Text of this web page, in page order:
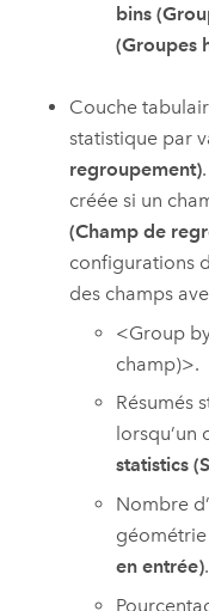
bins
(Groupes
Couche
statistique par
regroupement)
créée si un
(Champ de
configurations
des champs
<Group
champ)>.
Résumés
statistics
Nombre
en entrée).